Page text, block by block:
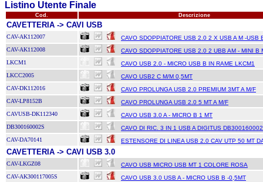
Listino Utente Finale
Cod. Descrizione
CAVETTERIA -> CAVI USB
CAV-AK112007
CAVO SDOPPIATORE USB 2.0 2 X USB A M -USB
CAV-AK112008
CAVO SDOPPIATORE USB 2.0 2 UBB AM - MINI B
LKCM1
CAVO USB 2.0 - MICRO USB B IN RAME LKCM1
LKCC2005
CAVO USB2 C M/M 0,5MT
CAV-DK112016
CAVO PROLUNGA USB 2.0 PREMIUM 3MT A M/F
CAV-LP8152B
CAVO PROLUNGA USB 2.0 5 MT A M/F
CAVUSB-DK112340
CAVO USB 3.0 A - MICRO B 1 MT
DB300160002S
CAVO DI RIC. 3 IN 1 USB A DIGITUS
CAV-DA70141
ESTENSORE DI LINEA USB 2.0 CAV UTP 50 MT
CAVETTERIA -> CAVI USB 3.0
CAV-LKGZ08
CAVO USB MICRO USB MT 1 COLORE ROSA
CAV-AK300117005S
CAVO USB 3.0 USB A - MICRO USB B -0,5MT